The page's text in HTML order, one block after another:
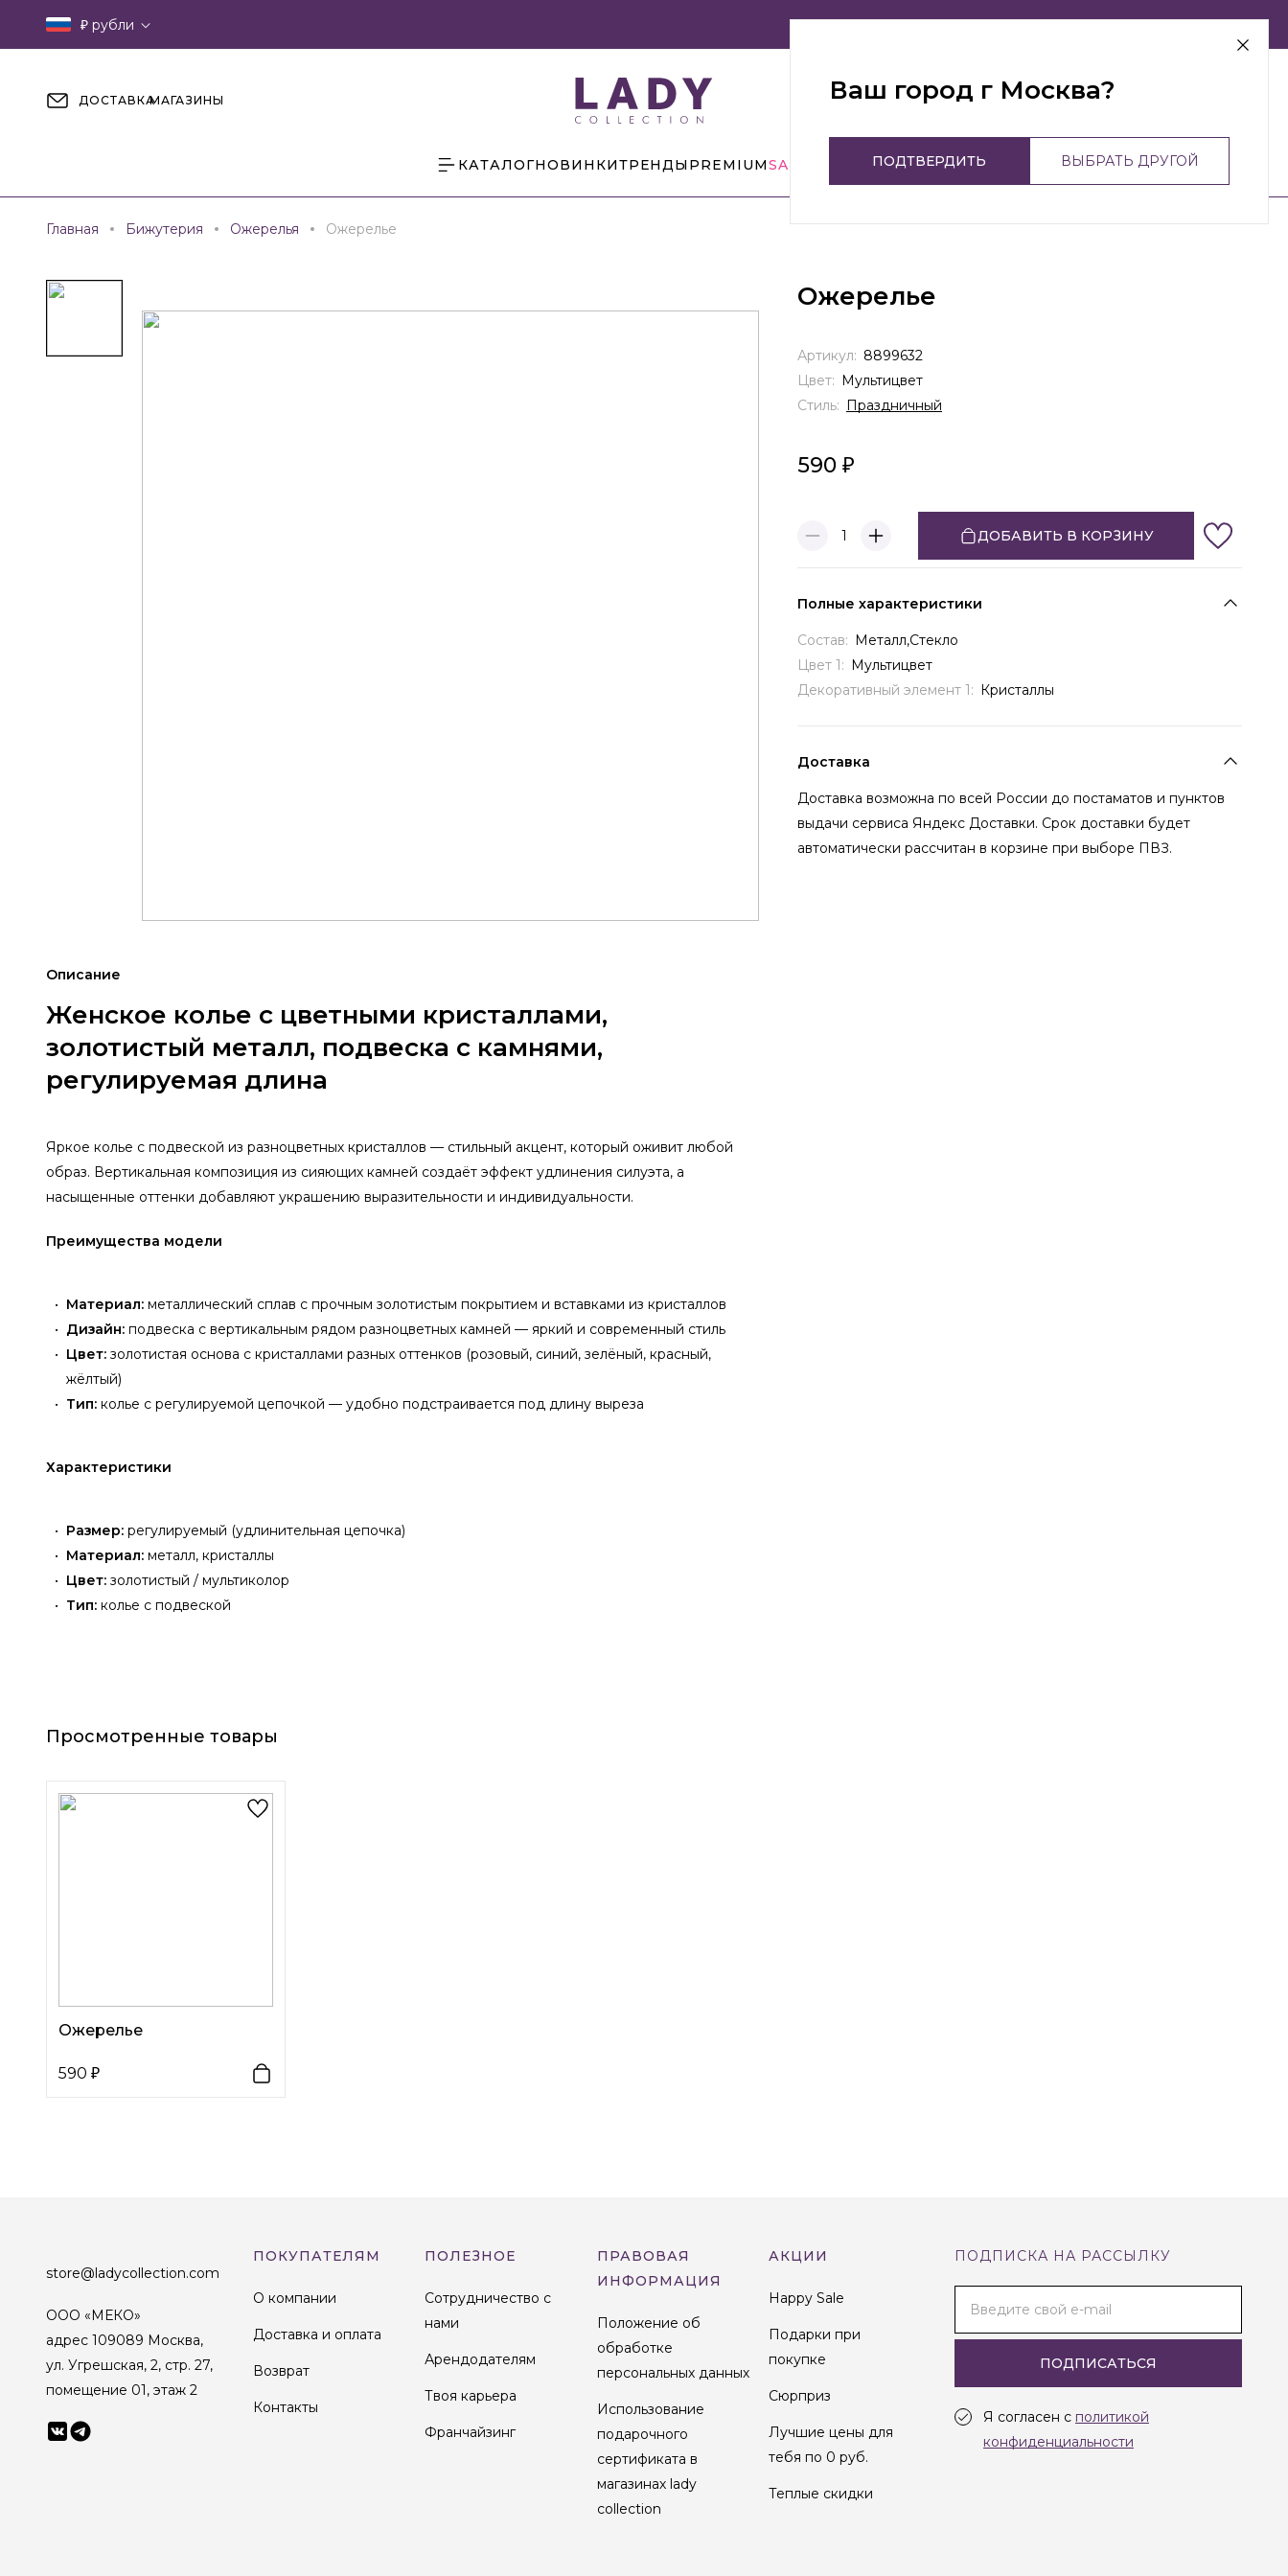
₽ рубли г Москва
ДОСТАВКАМАГАЗИНЫ
КАТАЛОГНОВИНКИТРЕНДЫ PREMIUMSALE
Главная Бижутерия Ожерелья Ожерелье
Описание
Женское колье с цветными кристаллами,
золотистый металл, подвеска с камнями,
регулируемая длина
Яркое колье с подвеской из разноцветных кристаллов — стильный акцент, который оживит любой
образ. Вертикальная композиция из сияющих камней создаёт эффект удлинения силуэта, а
насыщенные оттенки добавляют украшению выразительности и индивидуальности.
Преимущества модели
Материал: металлический сплав с прочным золотистым покрытием и вставками из кристаллов
Дизайн: подвеска с вертикальным рядом разноцветных камней — яркий и современный стиль
Цвет: золотистая основа с кристаллами разных оттенков (розовый, синий, зелёный, красный,
жёлтый)
Тип: колье с регулируемой цепочкой — удобно подстраивается под длину выреза
Характеристики
Размер: регулируемый (удлинительная цепочка)
Материал: металл, кристаллы
Цвет: золотистый / мультиколор
Тип: колье с подвеской
Ожерелье
590
1 ДОБАВИТЬ В КОРЗИНУ
Артикул: 8899632
Цвет: Мультицвет
Стиль: Праздничный
Полные характеристики
Состав: Металл,Стекло
Цвет 1: Мультицвет
Декоративный элемент 1: Кристаллы
Доставка
Доставка возможна по всей России до постаматов и пунктов
выдачи сервиса Яндекс Доставки. Срок доставки будет
автоматически рассчитан в корзине при выборе ПВЗ.
Просмотренные товары
Ожерелье
590
ПОДПИСКА НА РАССЫЛКУ
Введите свой e-mail
ПОДПИСАТЬСЯ
Я согласен с политикой
конфиденциальности
store@ladycollection.com
ООО «МЕКО»
адрес 109089 Москва,
ул. Угрешская, 2, стр. 27,
помещение 01, этаж 2
ПОКУПАТЕЛЯМ
О компании
Доставка и оплата
Возврат
Контакты
ПОЛЕЗНОЕ
Сотрудничество с
нами
Арендодателям
Твоя карьера
Франчайзинг
ПРАВОВАЯ
ИНФОРМАЦИЯ
Положение об
обработке
персональных данных
Использование
подарочного
сертификата в
магазинах lady
collection
АКЦИИ
Happy Sale
Подарки при
покупке
Сюрприз
Лучшие цены для
тебя по 0 руб.
Теплые скидки
Ваш город г Москва?
ПОДТВЕРДИТЬ ВЫБРАТЬ ДРУГОЙ